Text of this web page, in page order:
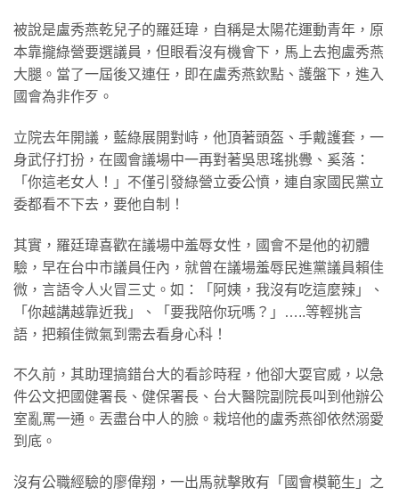
被說是盧秀燕乾兒子的羅廷瑋，自稱是太陽花運動青年，原
本靠攏綠營要選議員，但眼看沒有機會下，馬上去抱盧秀燕
大腿。當了一屆後又連任，即在盧秀燕欽點、護盤下，進入
國會為非作歹。
立院去年開議，藍綠展開對峙，他頂著頭盔、手戴護套，一
身武仔打扮，在國會議場中一再對著吳思瑤挑釁、奚落：
「你這老女人！」不僅引發綠營立委公憤，連自家國民黨立
委都看不下去，要他自制！
其實，羅廷瑋喜歡在議場中羞辱女性，國會不是他的初體
驗，早在台中市議員任內，就曾在議場羞辱民進黨議員賴佳
微，言語令人火冒三丈。如：「阿姨，我沒有吃這麼辣」、
「你越講越靠近我」、「要我陪你玩嗎？」…..等輕挑言
語，把賴佳微氣到需去看身心科！
不久前，其助理搞錯台大的看診時程，他卻大耍官威，以急
件公文把國健署長、健保署長、台大醫院副院長叫到他辦公
室亂罵一通。丟盡台中人的臉。栽培他的盧秀燕卻依然溺愛
到底。
沒有公職經驗的廖偉翔，一出馬就擊敗有「國會模範生」之